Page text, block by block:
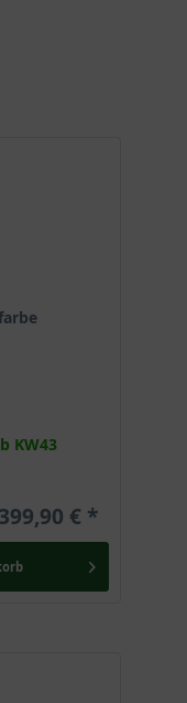
KW43
399,90 €